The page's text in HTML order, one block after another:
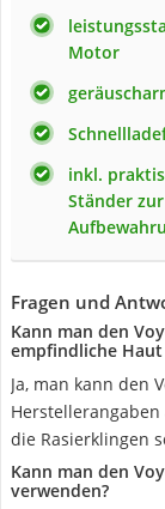
Motor
inkl.
Ständer zur
Fragen und
Kann man den
empfindliche
Ja, man kann den
die Rasierklingen
Kann man den
verwenden?